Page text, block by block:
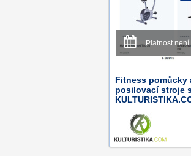
Platnost
Fitness pomůcky
posilovací stroje